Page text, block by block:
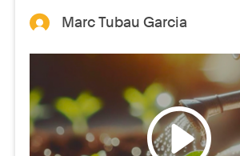
Marc Tubau Garcia